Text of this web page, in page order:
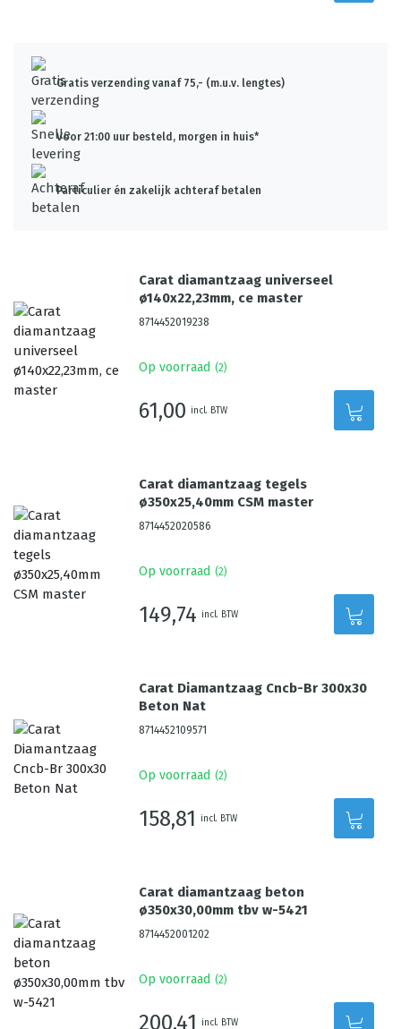
Gratis verzending vanaf 75,- (m.u.v. lengtes)
Voor 21:00 uur besteld, morgen in huis*
Particulier én zakelijk achteraf betalen
Carat diamantzaag universeel
ø140x22,23mm, ce master
8714452019238
Op voorraad (2)
61,00 incl. BTW
Carat diamantzaag tegels
ø350x25,40mm CSM master
8714452020586
Op voorraad (2)
149,74 incl. BTW
Carat Diamantzaag Cncb-Br 300x30
Beton Nat
8714452109571
Op voorraad (2)
158,81 incl. BTW
Carat diamantzaag beton
ø350x30,00mm tbv w-5421
8714452001202
Op voorraad (2)
200,41 incl. BTW